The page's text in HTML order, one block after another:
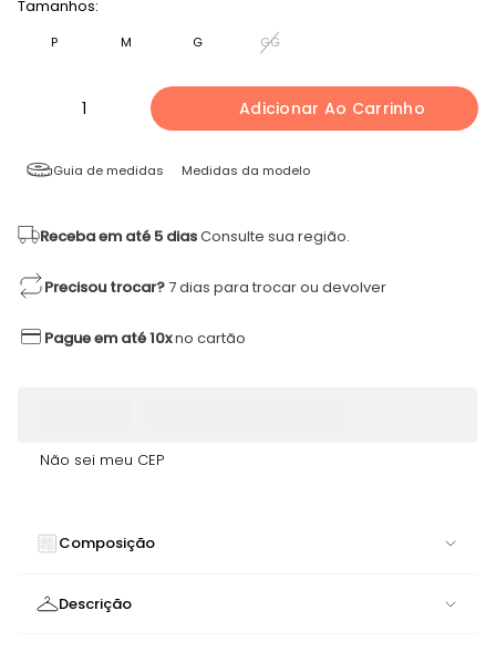
Tamanhos:
P M G GG
1 Adicionar Ao Carrinho
Guia de medidas Medidas da modelo
Receba em até 5 diasConsulte sua região.
Precisou trocar?7 dias para trocar ou devolver
Pague em até 10xno cartão
Não sei meu CEP
Composição
Descrição